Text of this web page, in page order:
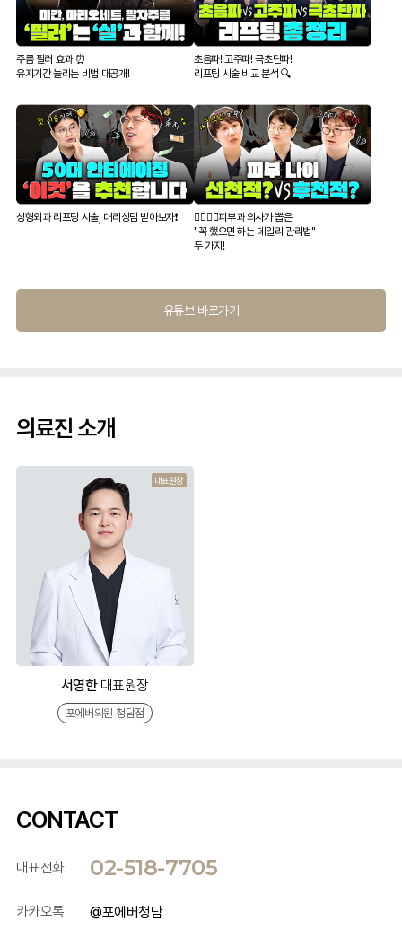
주름 필러 효과 ⏰
유지기간 늘리는 비법 대공개!
초음파! 고주파! 극초단파!
리프팅 시술 비교 분석 🔍
성형외과 리프팅 시술, 대리상담 받아보자❗️
👨‍⚕️👩‍⚕️피부과 의사가 뽑은
"꼭 했으면 하는 데일리 관리법"
두 가지!
유튜브 바로가기
의료진 소개
대표원장
서영한 대표원장
포에버의원 청담점
CONTACT
대표전화 02-518-7705
카카오톡 @포에버청담